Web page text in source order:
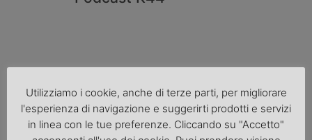
Utilizziamo i cookie, anche di terze parti, per migliorare
l'esperienza di navigazione e suggerirti prodotti e servizi
in linea con le tue preferenze. Cliccando su "Accetto"